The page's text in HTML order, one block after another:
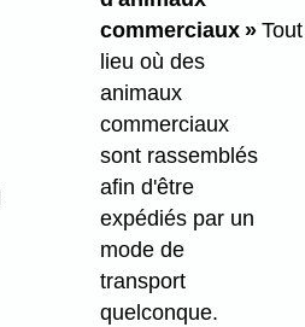
commerciaux »Tout
lieu où des
animaux
commerciaux
sont rassemblés
afin d'être
expédiés par un
mode de
transport
quelconque.